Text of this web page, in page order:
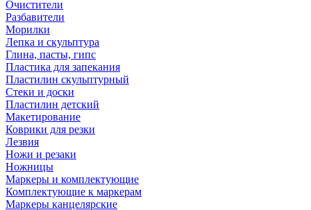
Очистители
Разбавители
Морилки
Лепка и скульптура
Глина, пасты, гипс
Пластика для запекания
Пластилин скульптурный
Стеки и доски
Пластилин детский
Макетирование
Коврики для резки
Лезвия
Ножи и резаки
Ножницы
Маркеры и комплектующие
Комплектующие к маркерам
Маркеры канцелярские